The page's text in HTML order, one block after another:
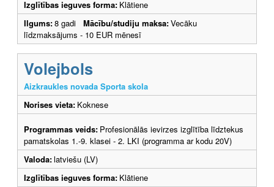
Izglītības ieguves forma: Klātiene
Ilgums:8 gadi Mācību/studiju maksa:Vecāku
līdzmaksājums - 10 EUR mēnesī
Volejbols
Aizkraukles novada Sporta skola
Norises vieta: Koknese
Programmas veids: Profesionālās ievirzes izglītība līdztekus
pamatskolas 1.-9. klasei - 2. LKI (programma ar kodu 20V)
Valoda:latviešu (LV)
Izglītības ieguves forma: Klātiene